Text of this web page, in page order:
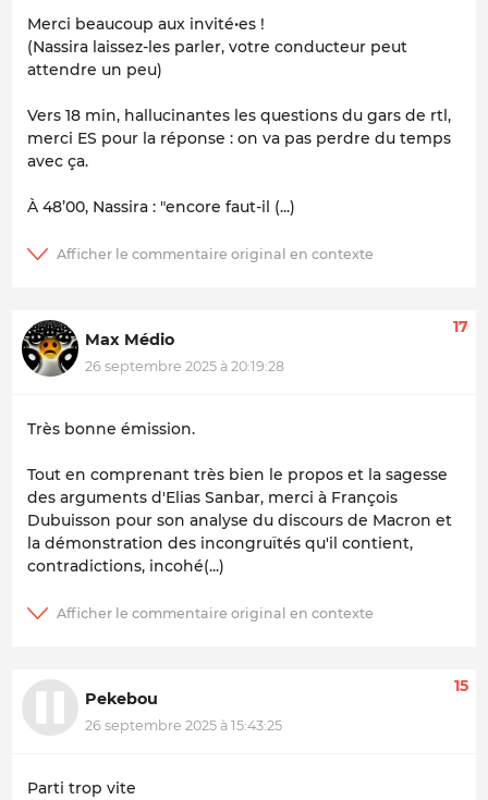
Merci beaucoup aux invité•es !
(Nassira laissez-les parler, votre conducteur peut
attendre un peu)
Vers 18 min, hallucinantes les questions du gars de rtl,
merci ES pour la réponse : on va pas perdre du temps
avec ça.
À 48’00, Nassira : "encore faut-il (...)
Max Médio
26 septembre 2025 à 20:19:28
17
Très bonne émission.
Tout en comprenant très bien le propos et la sagesse
des arguments d'Elias Sanbar, merci à François
Dubuisson pour son analyse du discours de Macron et
la démonstration des incongruïtés qu'il contient,
contradictions, incohé(...)
Pekebou
26 septembre 2025 à 15:43:25
15
Parti trop vite